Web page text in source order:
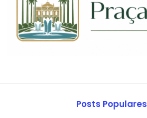
Posts Populares